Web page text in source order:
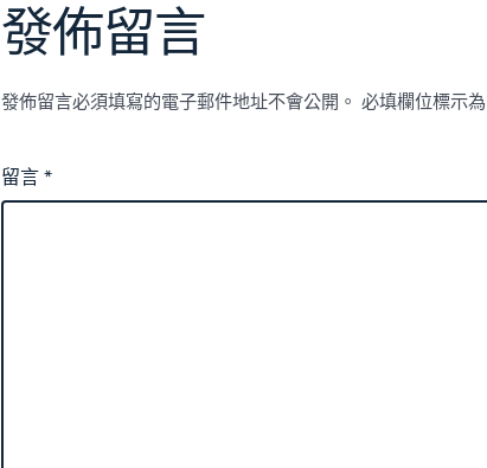
發佈留言
發佈留言必須填寫的電子郵件地址不會公開。 必填欄位標示為
留言*